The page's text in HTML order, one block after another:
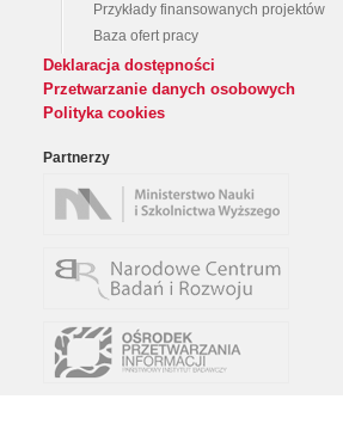
Przykłady finansowanych projektów
Baza ofert pracy
Deklaracja dostępności
Przetwarzanie danych osobowych
Polityka cookies
Partnerzy